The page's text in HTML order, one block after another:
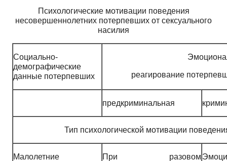
Психологические мотивации поведения
несовершеннолетних потерпевших от сексуального
насилия
Социально-
демографические
данные потерпевших
реагирование
предкриминальная
Тип психологической мотивации
Малолетние При разовом